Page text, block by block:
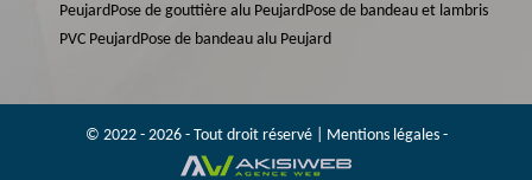
Peujard Pose de gouttière alu Peujard Pose de bandeau et lambris
PVC Peujard Pose de bandeau alu Peujard
© 2022 - 2026 - Tout droit réservé | Mentions légales-